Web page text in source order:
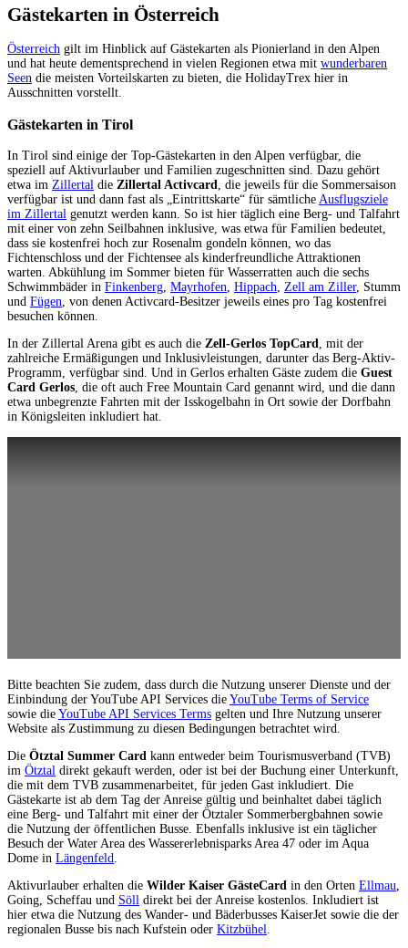
Gästekarten in Österreich
Österreich gilt im Hinblick auf Gästekarten als Pionierland in den Alpen
und hat heute dementsprechend in vielen Regionen etwa mit wunderbaren
Seen die meisten Vorteilskarten zu bieten, die HolidayTrex hier in
Ausschnitten vorstellt.
Gästekarten in Tirol
In Tirol sind einige der Top-Gästekarten in den Alpen verfügbar, die
speziell auf Aktivurlauber und Familien zugeschnitten sind. Dazu gehört
etwa im Zillertal die Zillertal Activcard, die jeweils für die Sommersaison
verfügbar ist und dann fast als „Eintrittskarte“ für sämtliche Ausflugsziele
im Zillertal genutzt werden kann. So ist hier täglich eine Berg- und Talfahrt
mit einer von zehn Seilbahnen inklusive, was etwa für Familien bedeutet,
dass sie kostenfrei hoch zur Rosenalm gondeln können, wo das
Fichtenschloss und der Fichtensee als kinderfreundliche Attraktionen
warten. Abkühlung im Sommer bieten für Wasserratten auch die sechs
Schwimmbäder in Finkenberg, Mayrhofen, Hippach, Zell am Ziller, Stumm
und Fügen, von denen Activcard-Besitzer jeweils eines pro Tag kostenfrei
besuchen können.
In der Zillertal Arena gibt es auch die Zell-Gerlos TopCard, mit der
zahlreiche Ermäßigungen und Inklusivleistungen, darunter das Berg-Aktiv-
Programm, verfügbar sind. Und in Gerlos erhalten Gäste zudem die Guest
Card Gerlos, die oft auch Free Mountain Card genannt wird, und die dann
etwa unbegrenzte Fahrten mit der Isskogelbahn in Ort sowie der Dorfbahn
in Königsleiten inkludiert hat.
Bitte beachten Sie zudem, dass durch die Nutzung unserer Dienste und der
Einbindung der YouTube API Services die YouTube Terms of Service
sowie die YouTube API Services Terms gelten und Ihre Nutzung unserer
Website als Zustimmung zu diesen Bedingungen betrachtet wird.
Die Ötztal Summer Card kann entweder beim Tourismusverband (TVB)
im Ötztal direkt gekauft werden, oder ist bei der Buchung einer Unterkunft,
die mit dem TVB zusammenarbeitet, für jeden Gast inkludiert. Die
Gästekarte ist ab dem Tag der Anreise gültig und beinhaltet dabei täglich
eine Berg- und Talfahrt mit einer der Ötztaler Sommerbergbahnen sowie
die Nutzung der öffentlichen Busse. Ebenfalls inklusive ist ein täglicher
Besuch der Water Area des Wassererlebnisparks Area 47 oder im Aqua
Dome in Längenfeld.
Aktivurlauber erhalten die Wilder Kaiser GästeCard in den Orten Ellmau,
Going, Scheffau und Söll direkt bei der Anreise kostenlos. Inkludiert ist
hier etwa die Nutzung des Wander- und Bäderbusses KaiserJet sowie die der
regionalen Busse bis nach Kufstein oder Kitzbühel.